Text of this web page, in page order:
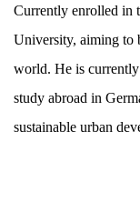
Currently enrolled in
University, aiming to
world. He is
study abroad in
sustainable urban